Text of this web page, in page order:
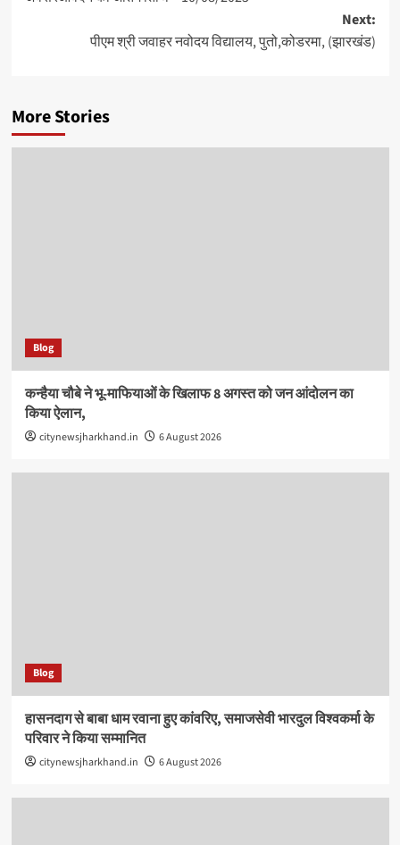
Next:
पीएम श्री जवाहर नवोदय विद्यालय, पुतो,कोडरमा, (झारखंड)
More Stories
Blog
कन्हैया चौबे ने भू-माफियाओं के खिलाफ 8 अगस्त को जन आंदोलन का
किया ऐलान,
citynewsjharkhand.in 6 August 2026
Blog
हासनदाग से बाबा धाम रवाना हुए कांवरिए, समाजसेवी भारदुल विश्वकर्मा के
परिवार ने किया सम्मानित
citynewsjharkhand.in 6 August 2026